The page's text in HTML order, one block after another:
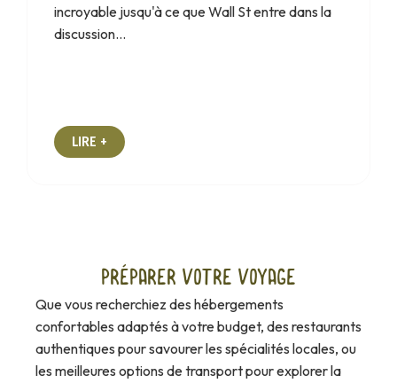
incroyable jusqu'à ce que Wall St entre dans la
discussion...
LIRE +
Préparer votre voyage
Que vous recherchiez des hébergements
confortables adaptés à votre budget, des restaurants
authentiques pour savourer les spécialités locales, ou
les meilleures options de transport pour explorer la